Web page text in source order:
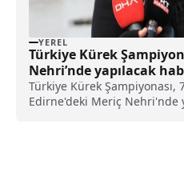
YEREL
Türkiye Kürek
Nehri’nde yapılacak
Türkiye Kürek Şampiyonası,
Edirne'deki Meriç Nehri'nde